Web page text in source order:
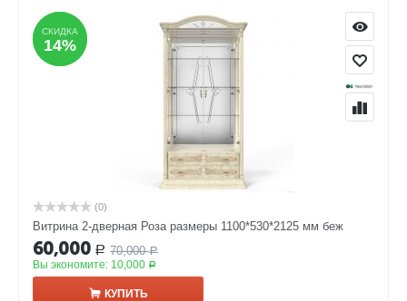
СКИДКА
14%
СКИДКА
14%
(0)
Витрина 2-дверная Роза размеры 1100*530*2125 мм беж
60,000 Р 70,000 Р
Вы экономите: 10,000 Р
КУПИТЬ